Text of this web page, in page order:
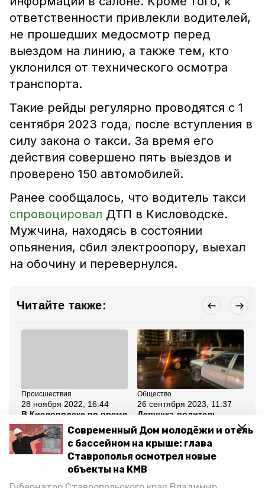
Современный Дом молодёжи и отель
с бассейном на крыше: глава
Ставрополья осмотрел новые
объекты на КМВ
ответственности привлекли водителей,
не прошедших медосмотр перед
выездом на линию, а также тем, кто
уклонился от технического осмотра
транспорта.
Такие рейды регулярно проводятся с 1
сентября 2023 года, после вступления в
силу закона о такси. За время его
действия совершено пять выездов и
проверено 150 автомобилей.
Ранее сообщалось, что водитель такси
спровоцировал ДТП в Кисловодске.
Мужчина, находясь в состоянии
опьянения, сбил электроопору, выехал
на обочину и перевернулся.
Читайте также:
Происшествия
28 ноября 2022, 16:44
В Кисловодске во время
столкновения двух
такси пострадали три
человека
Общество
26 сентября 2023, 11:37
Девушка-водитель
Кисловодске
Все новости